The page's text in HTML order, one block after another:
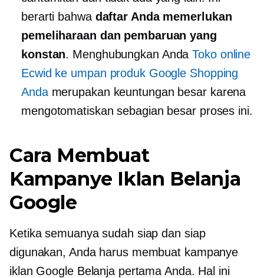
berarti bahwa daftar Anda memerlukan
pemeliharaan dan pembaruan yang
konstan. Menghubungkan AndaToko online
Ecwid ke umpan produk Google Shopping
Andamerupakan keuntungan besar karena
mengotomatiskan sebagian besar proses ini.
Cara Membuat
Kampanye Iklan Belanja
Google
Ketika semuanya sudah siap dan siap
digunakan, Anda harus membuat kampanye
iklan Google Belanja pertama Anda. Hal ini